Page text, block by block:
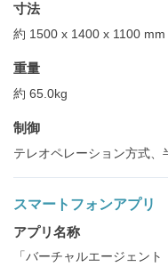
寸法
約 1500 x 1400 x 1100 mm
重量
約 65.0kg
制御
テレオペレーション方式、
スマートフォンアプリ
アプリ名称
「バーチャルエージェント